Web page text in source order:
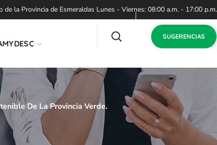
la Provincia de Esmeraldas Lunes - Viernes: 08:00 a.m. - 17:00 p.m.
SUGERENCIAS
De La Provincia Verde.